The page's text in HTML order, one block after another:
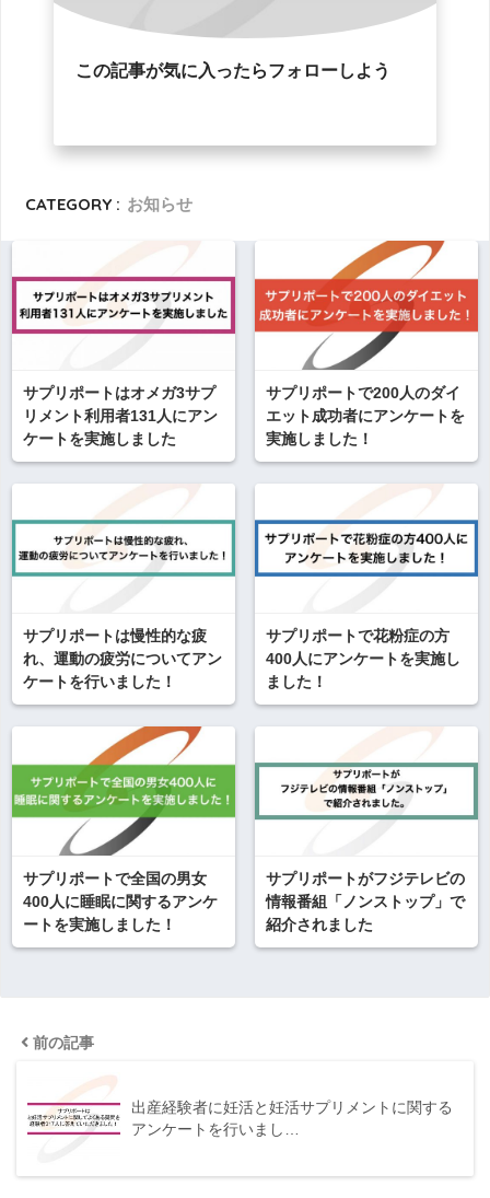
この記事が気に入ったらフォローしよう
CATEGORY : お知らせ
サプリポートはオメガ3サプ
リメント利用者131人にアン
ケートを実施しました
サプリポートで200人のダイ
エット成功者にアンケートを
実施しました！
サプリポートは慢性的な疲
れ、運動の疲労についてアン
ケートを行いました！
サプリポートで花粉症の方
400人にアンケートを実施し
ました！
サプリポートで全国の男女
400人に睡眠に関するアンケ
ートを実施しました！
サプリポートがフジテレビの
情報番組「ノンストップ」で
紹介されました
前の記事
出産経験者に妊活と妊活サプリメントに関する
アンケートを行いまし…